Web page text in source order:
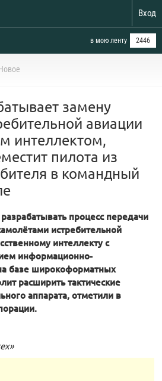
Вход
в мою ленту 2446
замену
авиации
интеллектом,
пилота из
в командный
процесс передачи
истребительной
интеллекту с
информационно-
базе широкоформатных
расширить тактические
аппарата, отметили в